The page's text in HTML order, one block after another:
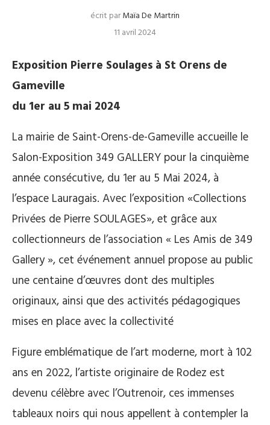
écrit parMaïa De Martrin
11 avril 2024
Exposition Pierre Soulages à St Orens de
Gameville
du 1er au 5 mai 2024
La mairie de Saint-Orens-de-Gameville accueille le
Salon-Exposition 349 GALLERY pour la cinquième
année consécutive, du 1er au 5 Mai 2024, à
l’espace Lauragais. Avec l’exposition «Collections
Privées de Pierre SOULAGES», et grâce aux
collectionneurs de l’association « Les Amis de 349
Gallery », cet événement annuel propose au public
une centaine d’œuvres dont des multiples
originaux, ainsi que des activités pédagogiques
mises en place avec la collectivité
Figure emblématique de l’art moderne, mort à 102
ans en 2022, l’artiste originaire de Rodez est
devenu célèbre avec l’Outrenoir, ces immenses
tableaux noirs qui nous appellent à contempler la